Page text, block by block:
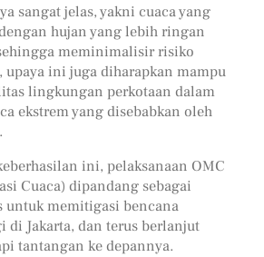
sangat jelas, yakni cuaca yang
hujan yang lebih ringan
meminimalisir risiko
ini juga diharapkan mampu
lingkungan perkotaan dalam
ekstrem yang disebabkan oleh
ini, pelaksanaan OMC
Cuaca) dipandang sebagai
untuk memitigasi bencana
di Jakarta, dan terus berlanjut
tantangan ke depannya.